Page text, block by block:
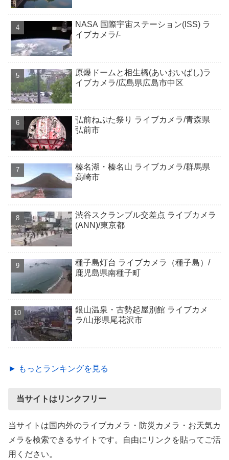
NASA 国際宇宙ステーション(ISS) ラ
イブカメラ/-
原爆ドームと相生橋(あいおいばし)ラ
イブカメラ/広島県広島市中区
弘前ねぷた祭り ライブカメラ/青森県
弘前市
榛名湖・榛名山 ライブカメラ/群馬県
高崎市
渋谷スクランブル交差点 ライブカメラ
(ANN)/東京都
種子島灯台 ライブカメラ（種子島）/
鹿児島県南種子町
銀山温泉・古勢起屋別館 ライブカメ
ラ/山形県尾花沢市
► もっとランキングを見る
当サイトはリンクフリー
当サイトは国内外のライブカメラ・防災カメラ・お天気カ
メラを検索できるサイトです。自由にリンクを貼ってご活
用ください。